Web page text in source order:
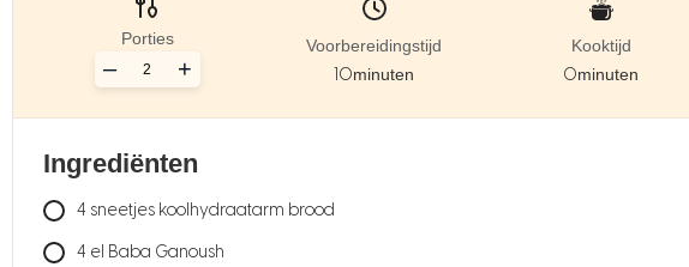
Porties
+
–
Voorbereidingstijd
10minuten
Kooktijd
0minuten
Ingrediënten
4 sneetjes koolhydraatarm brood
4 el Baba Ganoush